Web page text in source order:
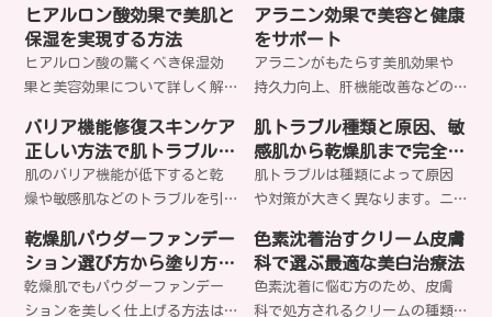
ょうか？
ど、美容に嬉しい効果を科学的
根拠と共にお伝えします。あな
たの肌悩みにビタミンc誘導体は
どう効果的でしょうか？
プに合わせた適切な落とし方
で、毛穴トラブルや肌荒れを防
げるのをご存知ですか？
ヒアルロン酸効果で美肌と
保湿を実現する方法
ヒアルロン酸の驚くべき保湿効
果と美容効果について詳しく解
正しい使い方、エイジングケア
効果まで、知られざる美肌の秘
密とは？
アラニン効果で美容と健康
をサポート
アラニンがもたらす美肌効果や
持久力向上、肝機能改善などの
欠かせないアミノ酸の秘密を詳
しく解説します。あなたも今日
からアラニンパワーを実感して
みませんか？
バリア機能修復スキンケア
正しい方法で肌トラブル解
決
肌のバリア機能が低下すると乾
燥や敏感肌などのトラブルを引
ア方法でバリア機能を修復し、
健やかな肌を取り戻すことは可
能でしょうか？
肌トラブル種類と原因、敏
感肌から乾燥肌まで完全解
説
肌トラブルは種類によって原因
や対策が大きく異なります。ニ
ミ・シワなど、あなたの肌悩み
に合った適切なケア方法をご存
知ですか？
乾燥肌パウダーファンデー
ション選び方から塗り方ま
で完全ガイド
乾燥肌でもパウダーファンデー
ションを美しく仕上げる方法は
色素沈着治すクリーム皮膚
科で選ぶ最適な美白治療法
色素沈着に悩む方のため、皮膚
科で処方されるクリームの種類